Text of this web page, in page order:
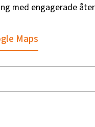
med engagerade
Maps